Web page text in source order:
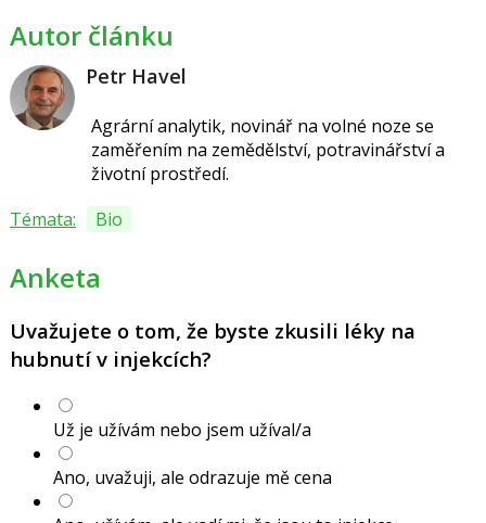
Autor článku
Petr Havel
Agrární analytik, novinář na volné noze se
zaměřením na zemědělství, potravinářství a
životní prostředí.
Témata:
Bio
Anketa
Uvažujete o tom, že byste zkusili léky na
hubnutí v injekcích?
Už je užívám nebo jsem užíval/a
Ano, uvažuji, ale odrazuje mě cena